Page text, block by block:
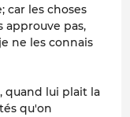
car les choses
approuve pas,
ne les connais
quand lui plait la
qu'on